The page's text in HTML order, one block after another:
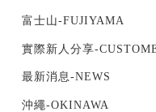
富士山-FUJIYAMA
實際新人分享-
最新消息-NEWS
沖繩-OKINAWA